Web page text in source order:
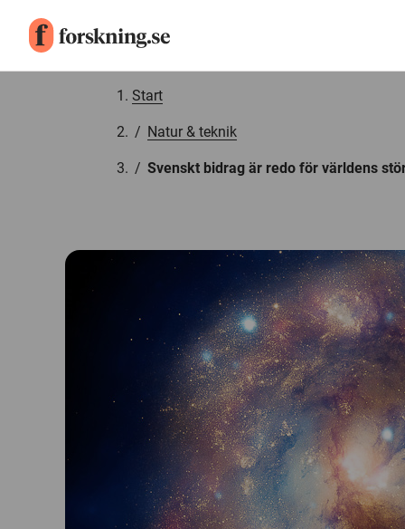
Start
/ Natur & teknik
/ Svenskt bidrag är redo för världens